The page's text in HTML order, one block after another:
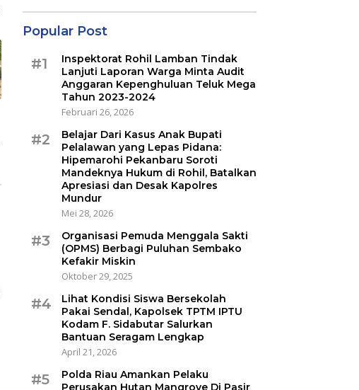
Popular Post
#1
Inspektorat Rohil Lamban Tindak
Lanjuti Laporan Warga Minta Audit
Anggaran Kepenghuluan Teluk Mega
Tahun 2023-2024
Februari 26, 2026
#2
Belajar Dari Kasus Anak Bupati
Pelalawan yang Lepas Pidana:
Hipemarohi Pekanbaru Soroti
Mandeknya Hukum di Rohil, Batalkan
Apresiasi dan Desak Kapolres
Mundur
Mei 28, 2026
#3
Organisasi Pemuda Menggala Sakti
(OPMS) Berbagi Puluhan Sembako
Kefakir Miskin
Oktober 29, 2025
#4
Lihat Kondisi Siswa Bersekolah
Pakai Sendal, Kapolsek TPTM IPTU
Kodam F. Sidabutar Salurkan
Bantuan Seragam Lengkap
April 21, 2026
#5
Polda Riau Amankan Pelaku
Perusakan Hutan Mangrove Di Pasir